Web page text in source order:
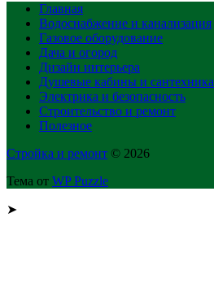
Главная
Водоснабжение и канализация
Газовое оборудование
Дача и огород
Дизайн интерьера
Душевые кабины и сантехника
Электрика и безопасность
Строительство и ремонт
Полезное
Стройка и ремонт © 2026
Тема от WP Puzzle
➤